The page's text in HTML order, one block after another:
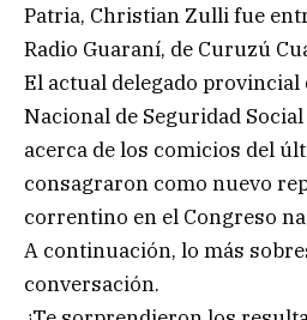
Patria, Christian Zulli fue
Radio Guaraní, de Curuzú
El actual delegado
Nacional de Seguridad
acerca de los comicios del
consagraron como nuevo
correntino en el Congreso
A continuación, lo más
conversación.